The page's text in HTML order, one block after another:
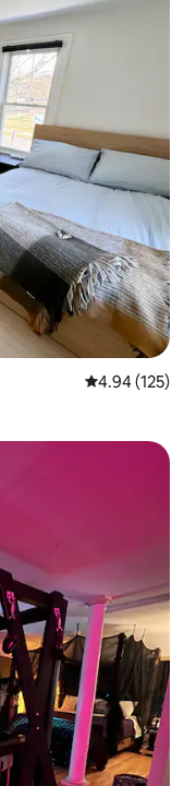
평점 4.94점(5
4.94 (125)